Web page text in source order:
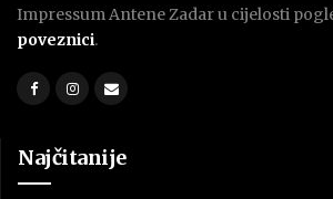
Impressum Antene Zadar u cijelosti
poveznici.
Najčitanije